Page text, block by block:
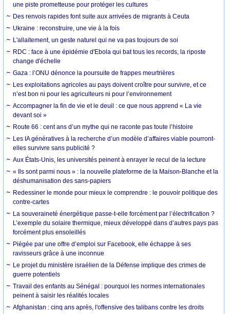
une piste prometteuse pour protéger les cultures
Des renvois rapides font suite aux arrivées de migrants à Ceuta
Ukraine : reconstruire, une vie à la fois
L'allaitement, un geste naturel qui ne va pas toujours de soi
RDC : face à une épidémie d'Ebola qui bat tous les records, la riposte
change d'échelle
Gaza : l’ONU dénonce la poursuite de frappes meurtrières
Les exploitations agricoles au pays doivent croître pour survivre, et ce
n’est bon ni pour les agriculteurs ni pour l’environnement
Accompagner la fin de vie et le deuil : ce que nous apprend « La vie
devant soi »
Route 66 : cent ans d’un mythe qui ne raconte pas toute l’histoire
Les IA génératives à la recherche d’un modèle d’affaires viable pourront-
elles survivre sans publicité ?
Aux États-Unis, les universités peinent à enrayer le recul de la lecture
« Ils sont parmi nous » : la nouvelle plateforme de la Maison-Blanche et la
déshumanisation des sans-papiers
Redessiner le monde pour mieux le comprendre : le pouvoir politique des
contre-cartes
La souveraineté énergétique passe-t-elle forcément par l’électrification ?
L’exemple du solaire thermique, mieux développé dans d’autres pays pas
forcément plus ensoleillés
Piégée par une offre d’emploi sur Facebook, elle échappe à ses
ravisseurs grâce à une inconnue
Le projet du ministère israélien de la Défense implique des crimes de
guerre potentiels
Travail des enfants au Sénégal : pourquoi les normes internationales
peinent à saisir les réalités locales
Afghanistan : cinq ans après, l'offensive des talibans contre les droits